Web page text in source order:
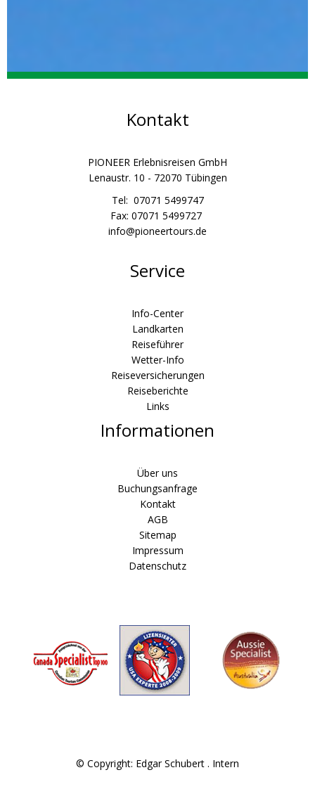
Kontakt
PIONEER Erlebnisreisen GmbH
Lenaustr. 10 - 72070 Tübingen
Tel: 07071 5499747
Fax: 07071 5499727
info@pioneertours.de
Service
Info-Center
Landkarten
Reiseführer
Wetter-Info
Reiseversicherungen
Reiseberichte
Links
Informationen
Über uns
Buchungsanfrage
Kontakt
AGB
Sitemap
Impressum
Datenschutz
© Copyright: Edgar Schubert . Intern